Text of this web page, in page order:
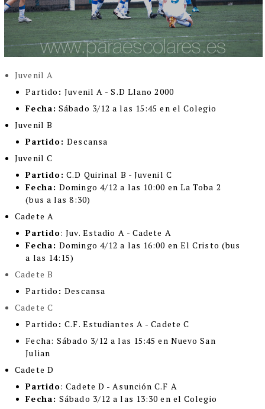
Juvenil A
Partido :Juvenil A - S.D Llano 2000
Fecha: Sábado 3/12 a las 15:45 en el Colegio
Juvenil B
Partido:Descansa
Juvenil C
Partido: C.D Quirinal B - Juvenil C
Fecha:Domingo 4/12 a las 10:00 en La Toba 2
(bus a las 8:30)
Cadete A
Partido: Juv. Estadio A - Cadete A
Fecha:Domingo 4/12 a las 16:00 en El Cristo (bus
a las 14:15)
Cadete B
Partido :Descansa
Cadete C
Partido :C.F. Estudiantes A - Cadete C
Fecha: Sábado 3/12 a las 15:45 en Nuevo San
Julian
Cadete D
Partido: Cadete D - Asunción C.F A
Fecha:Sábado 3/12 a las 13:30 en el Colegio